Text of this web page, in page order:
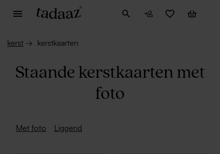
kerst → kerstkaarten
Staande kerstkaarten met
foto
Met foto Liggend